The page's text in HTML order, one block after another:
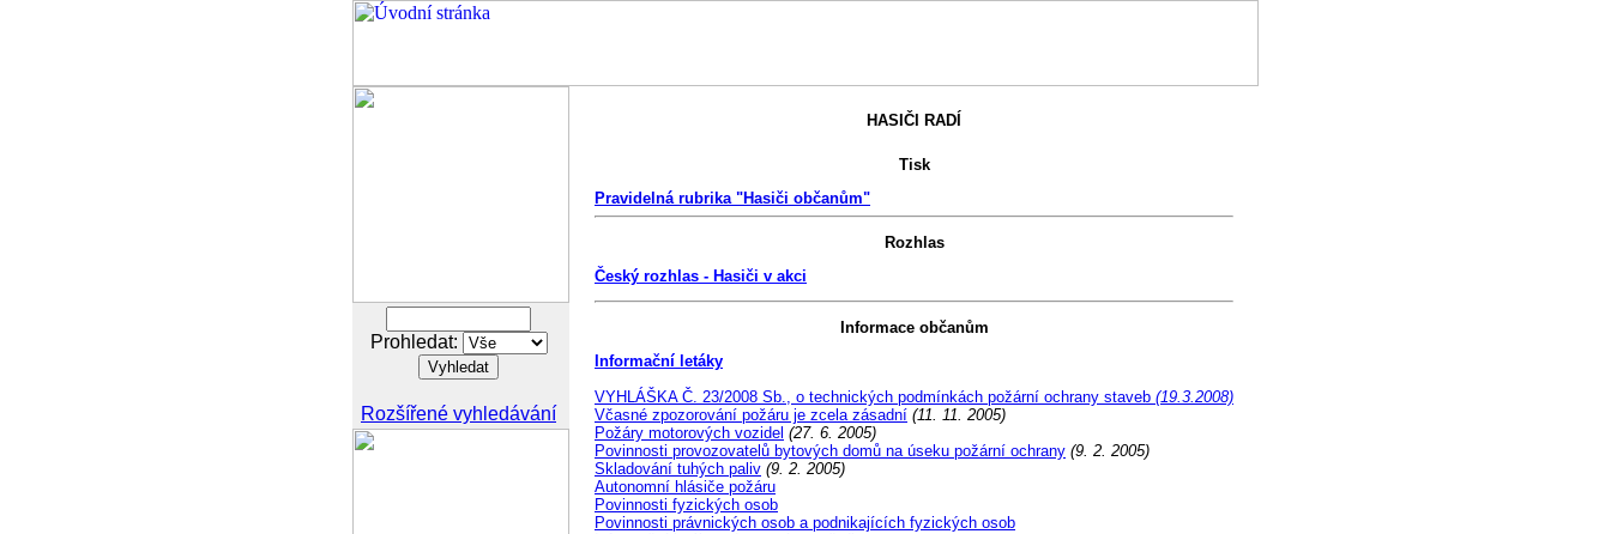
Prohledat:
Rozšířené vyhledávání
HASIČI RADÍ
Tisk
Pravidelná rubrika "Hasiči občanům"
Rozhlas
Český rozhlas - Hasiči v akci
Informace občanům
Informační letáky
VYHLÁŠKA Č. 23/2008 Sb., o technických podmínkách požární ochrany staveb (19.3.2008)
Včasné zpozorování požáru je zcela zásadní (11. 11. 2005)
Požáry motorových vozidel (27. 6. 2005)
Povinnosti provozovatelů bytových domů na úseku požární ochrany (9. 2. 2005)
Skladování tuhých paliv (9. 2. 2005)
Autonomní hlásiče požáru
Povinnosti fyzických osob
Povinnosti právnických osob a podnikajících fyzických osob